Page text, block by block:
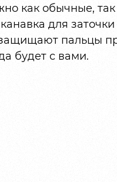
как обычные,
для
пальцы
будет с вами.